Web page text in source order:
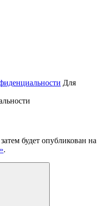
Для
будет опубликован на
.